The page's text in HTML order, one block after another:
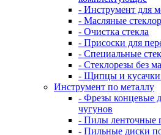
- Инструмент для
- Масляные
- Очистка стекла
- Присоски для
- Специальные
- Стеклорезы без
- Щипцы и кусачки
Инструмент по металлу
- Фрезы концевые
чугунов
- Пилы ленточные
- Пильные диски